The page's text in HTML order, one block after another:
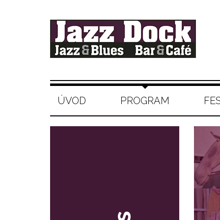
ÚVOD PROGRAM